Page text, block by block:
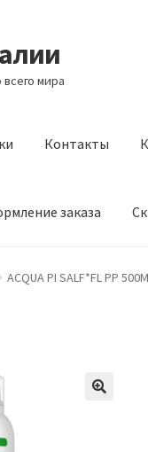
мира
Контакты
заказа
Корзина
ACQUA PI SALF*FL PP